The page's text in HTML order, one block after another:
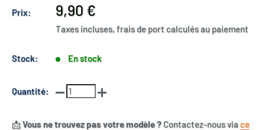
Prix:
Prix
réduit
9,90 €
Taxes incluses, frais de port calculés au paiement
Stock: En stock
Quantité:
📩Vous ne trouvez pas votre modèle ?Contactez-nous viace